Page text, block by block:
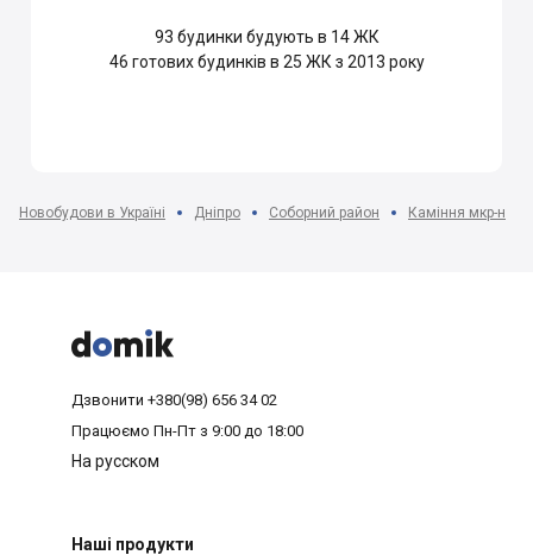
93 будинки будують в 14 ЖК
46 готових будинків в 25 ЖК з 2013 року
Новобудови в Україні Дніпро Соборний район Каміння мкр-н



Дзвонити +380(98) 656 34 02
Працюємо Пн-Пт з 9:00 до 18:00
На русском
Наші продукти